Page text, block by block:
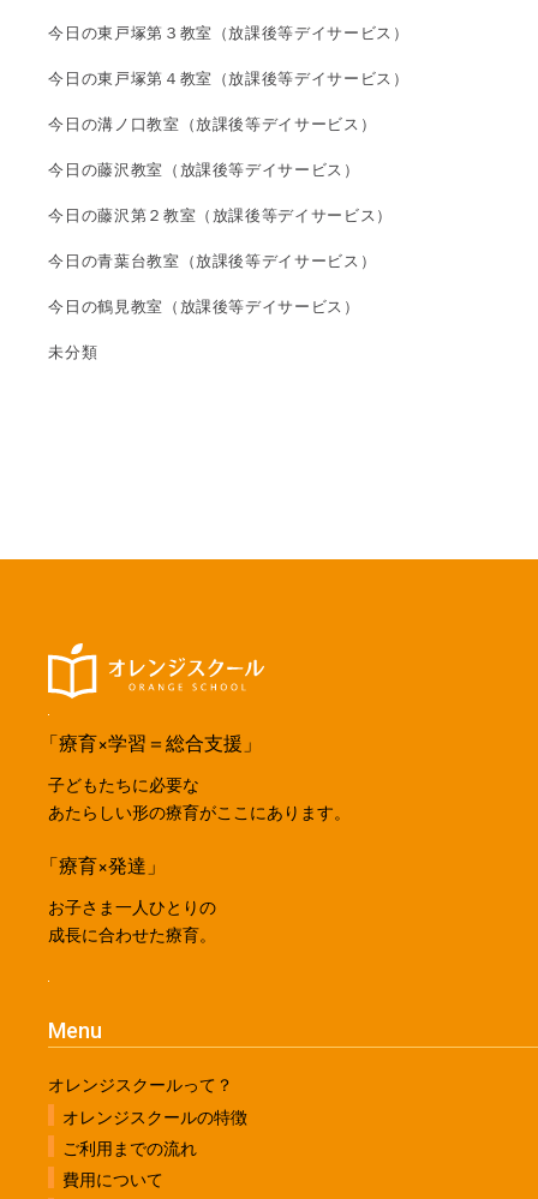
今日の東戸塚第３教室（放課後等デイサービス）
今日の東戸塚第４教室（放課後等デイサービス）
今日の溝ノ口教室（放課後等デイサービス）
今日の藤沢教室（放課後等デイサービス）
今日の藤沢第２教室（放課後等デイサービス）
今日の青葉台教室（放課後等デイサービス）
今日の鶴見教室（放課後等デイサービス）
未分類
「療育×学習＝総合支援」
子どもたちに必要な
あたらしい形の療育がここにあります。
「療育×発達」
お子さま一人ひとりの
成長に合わせた療育。
Menu
オレンジスクールって？
オレンジスクールの特徴
ご利用までの流れ
費用について